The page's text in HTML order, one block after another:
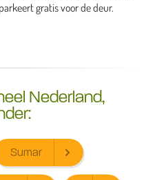
gratis voor de deur.
Nederland,
Sumar